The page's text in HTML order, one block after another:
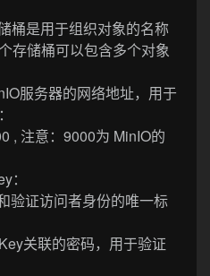
桶是用于组织对象的名称
存储桶可以包含多个对象
服务器的网络地址，用于
, 注意：9000为 MinIO的
验证访问者身份的唯一标
关联的密码，用于验证